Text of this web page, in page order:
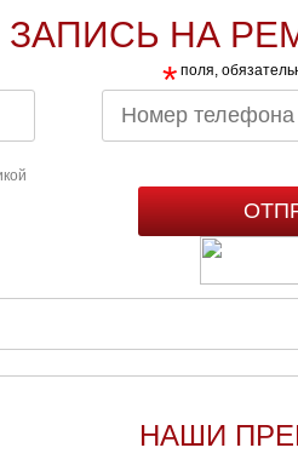
ЗАПИСЬ НА
* поля,
НАШИ